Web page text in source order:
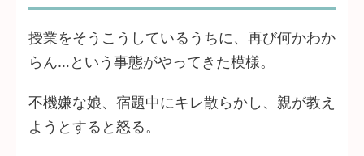
授業をそうこうしているうちに、再び何かわか
らん…という事態がやってきた模様。
不機嫌な娘、宿題中にキレ散らかし、親が教え
ようとすると怒る。